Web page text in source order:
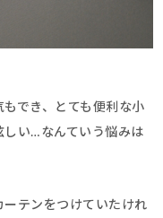
でき、とても便利な小
しい…なんていう悩みは
ーテンをつけていたけれ